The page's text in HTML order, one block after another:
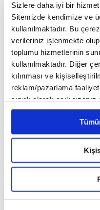
Sizlere daha iyi bir
Sitemizde kendimize ve
kullanılmaktadır. Bu
verileriniz işlenmekte
toplumu hizmetlerinin
kullanılmaktadır. Diğer
kılınması ve
reklam/pazarlama
sınırlı olarak açık
Çerezlere ilişkin
belirleyebilirsiniz.
Ayarlar butonuna
Metnimizi ziyaret
hazırlanmış olan
okumak ve sitemizi
gerçekleştirilen veri
Mazars Orta ve Doğu
Yöneticisi Michel
"Raporumuz,
değerlendirerek
gösteriyor. Orta ve
gelirli tüketici sınıfı
çeşitlendirilmiş bir
pandeminin sebep
atlatmaya ve
yeniden
yatırım ve büyüme